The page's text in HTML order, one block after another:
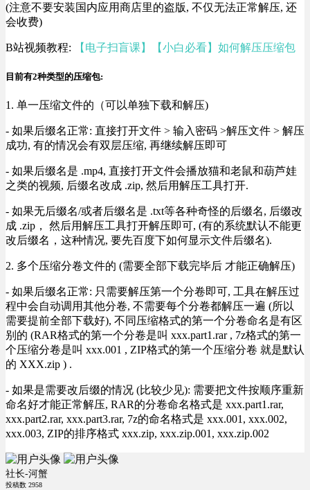
(注意不要安装国内应用商店里的盗版, 不仅无法正常解压, 还
会收费)
B站视频教程: 【电子扫盲课】【小白必看】如何解压压缩包
目前有2种类型的压缩包:
1. 单一压缩文件的（可以单独下载和解压)
- 如果后缀名正常: 直接打开文件 > 输入密码 >解压文件 > 解压
成功, 有的情况会有双层压缩, 再继续解压即可
- 如果后缀名是 .mp4, 直接打开文件会播放猫和老鼠和葫芦娃
之类的视频, 后缀名改成 .zip, 然后用解压工具打开.
- 如果无后缀名/或者后缀名是 .txt等各种奇怪的后缀名, 后缀改
成 .zip， 然后用解压工具打开解压即可, (有的系统默认不能更
改后缀名，这种情况, 要先百度下如何显示文件后缀名).
2. 多个压缩分卷文件的 (需要全部下载完毕后 才能正确解压)
- 如果后缀名正常: 只需要解压第一个分卷即可, 工具在解压过
程中会自动调用其他分卷, 不需要每个分卷都解压一遍 (所以
需要提前全部下载好), 不同压缩格式的第一个分卷命名是有区
别的 (RAR格式的第一个分卷是叫 xxx.part1.rar , 7z格式的第一
个压缩分卷是叫 xxx.001 , ZIP格式的第一个压缩分卷 就是默认
的 XXX.zip ) .
- 如果是需要改后缀的情况 (比较少见): 需要把文件按顺序重新
命名好才能正常解压, RAR的分卷命名格式是 xxx.part1.rar,
xxx.part2.rar, xxx.part3.rar, 7z的命名格式是 xxx.001, xxx.002,
xxx.003, ZIP的排序格式 xxx.zip, xxx.zip.001, xxx.zip.002
社长-河蟹
投稿数 2958